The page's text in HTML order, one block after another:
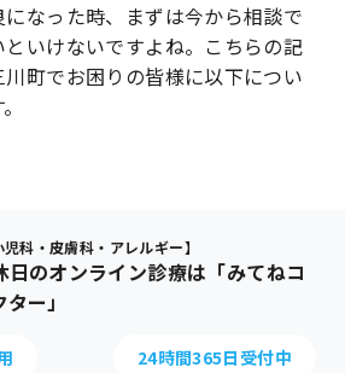
なった時、まずは今から相談で
いけないですよね。こちらの記
川町でお困りの皆様に以下につい
児科・皮膚科・アレルギー】
日のオンライン診療は「みてねコ
ー」
24時間365日受付中